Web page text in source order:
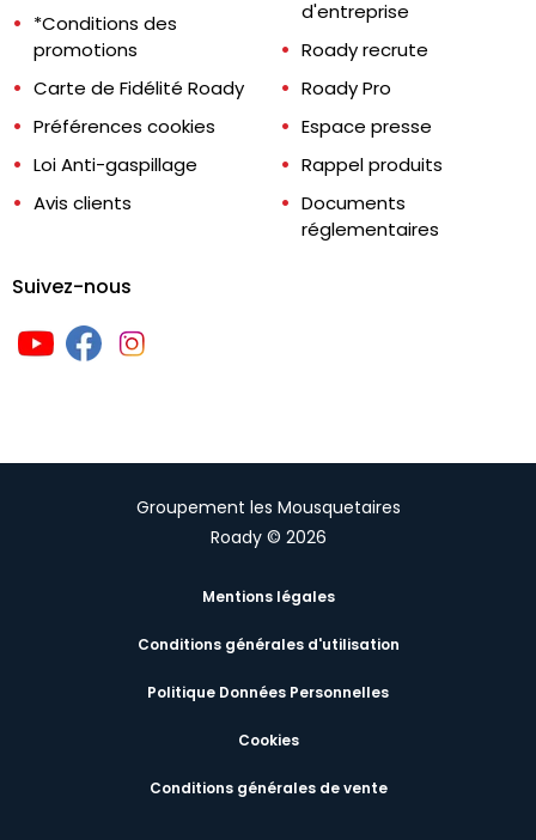
*Conditions des
promotions
Carte de Fidélité Roady
Préférences cookies
Loi Anti-gaspillage
Avis clients
d'entreprise
Roady recrute
Roady Pro
Espace presse
Rappel produits
Documents
réglementaires
Suivez-nous
Groupement les Mousquetaires
Roady © 2026
Mentions légales
Conditions générales d'utilisation
Politique Données Personnelles
Cookies
Conditions générales de vente